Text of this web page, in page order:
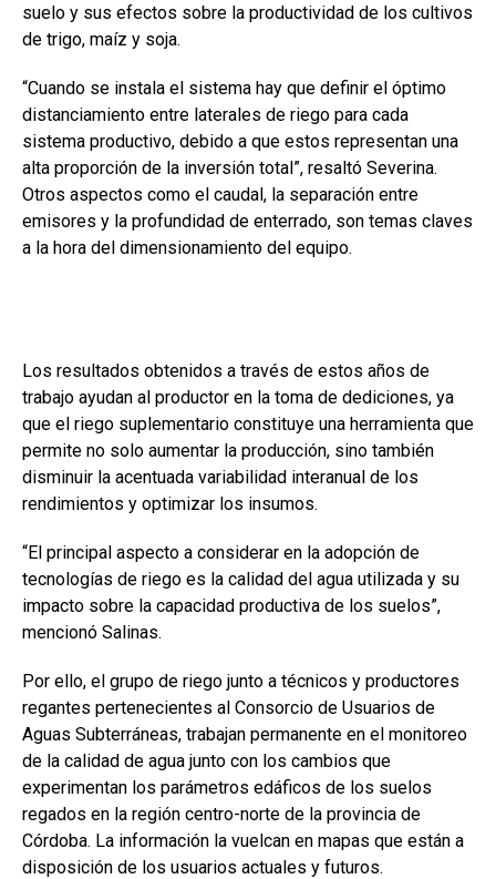
suelo y sus efectos sobre la productividad de los cultivos
de trigo, maíz y soja.
“Cuando se instala el sistema hay que definir el óptimo
distanciamiento entre laterales de riego para cada
sistema productivo, debido a que estos representan una
alta proporción de la inversión total”, resaltó Severina.
Otros aspectos como el caudal, la separación entre
emisores y la profundidad de enterrado, son temas claves
a la hora del dimensionamiento del equipo.
Los resultados obtenidos a través de estos años de
trabajo ayudan al productor en la toma de dediciones, ya
que el riego suplementario constituye una herramienta que
permite no solo aumentar la producción, sino también
disminuir la acentuada variabilidad interanual de los
rendimientos y optimizar los insumos.
“El principal aspecto a considerar en la adopción de
tecnologías de riego es la calidad del agua utilizada y su
impacto sobre la capacidad productiva de los suelos”,
mencionó Salinas.
Por ello, el grupo de riego junto a técnicos y productores
regantes pertenecientes al Consorcio de Usuarios de
Aguas Subterráneas, trabajan permanente en el monitoreo
de la calidad de agua junto con los cambios que
experimentan los parámetros edáficos de los suelos
regados en la región centro-norte de la provincia de
Córdoba. La información la vuelcan en mapas que están a
disposición de los usuarios actuales y futuros.